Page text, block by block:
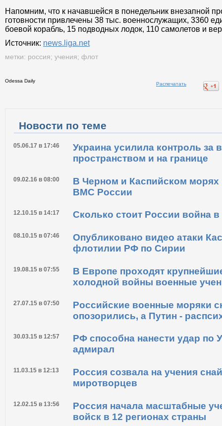
Напомним, что к начавшейся в понедельник внезапной
готовности привлечены 38 тыс. военнослужащих, 3360
боевой корабль, 15 подводных лодок, 110 самолетов и
Источник: news.liga.net
метки: россия; учения; флот
Odessa Daily
Новости по теме
05.06.17 в 17:46
Украина усилила контроль за
пространством и на границе
09.02.16 в 08:00
В Черном и Каспийском морях
Сколько стоит России война
08.10.15 в 07:46
Опубликовано видео атаки
флотилии РФ по Сирии
19.08.15 в 07:55
В Европе проходят
холодной войны военные
27.07.15 в 07:50
Российские военные моряки
опозорились, а Путин -
30.03.15 в 12:57
РФ способна нанести удар по
адмирал
11.03.15 в 12:13
Россия созвала на учения
миротворцев